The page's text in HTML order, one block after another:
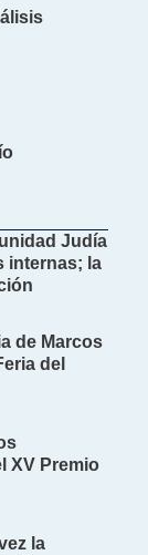
Judía
internas; la
de Marcos
del
XV Premio
la